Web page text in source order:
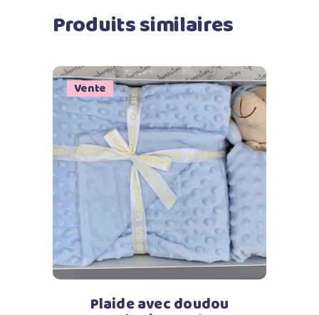
Produits similaires
Vente
Ajouter au panier
Plaide avec doudou